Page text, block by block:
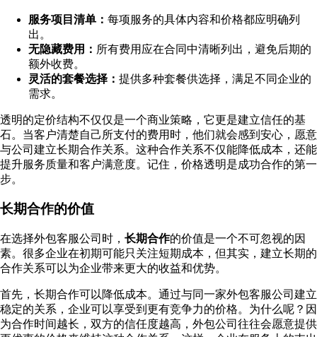
服务项目清单： 每项服务的具体内容和价格都应明确列
出。
无隐藏费用： 所有费用应在合同中清晰列出，避免后期的
额外收费。
灵活的套餐选择： 提供多种套餐供选择，满足不同企业的
需求。
透明的定价结构不仅仅是一个商业策略，它更是建立信任的基
石。当客户清楚自己所支付的费用时，他们就会感到安心，愿意
与公司建立长期合作关系。这种合作关系不仅能降低成本，还能
提升服务质量和客户满意度。记住，价格透明是成功合作的第一
步。
长期合作的价值
在选择外包客服公司时， 长期合作的价值是一个不可忽视的因
素。很多企业在初期可能只关注短期成本，但其实，建立长期的
合作关系可以为企业带来更大的收益和优势。
首先，长期合作可以降低成本。通过与同一家外包客服公司建立
稳定的关系，企业可以享受到更有竞争力的价格。为什么呢？因
为合作时间越长，双方的信任度越高，外包公司往往会愿意提供